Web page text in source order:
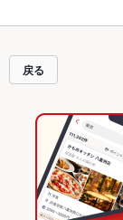
景観で学校も私立、
ナブルまで様々な味が
が楽しめるフレンチや
が多いためランチは
ます。ディナーでは価
な由緒正しき街のお
いろんな国の人が行
店があることも魅力
出来るエリアです。
麹町のグルメ情報ペ
イタリアン・フレ
だわり条件を指定す
戻る